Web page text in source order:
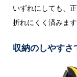
いずれにしても、
折れにくく済みます
収納のしやすさ